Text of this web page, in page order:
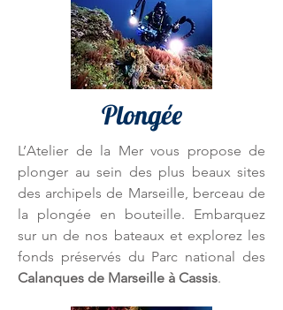
Plongée
L’Atelier de la Mer vous propose de
plonger au sein des plus beaux sites
des archipels de Marseille, berceau de
la plongée en bouteille. Embarquez
sur un de nos bateaux et explorez les
fonds préservés du Parc national des
Calanques de Marseille à Cassis.